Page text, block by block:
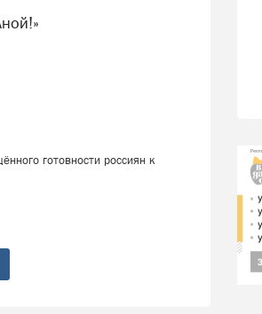
готовности россиян к